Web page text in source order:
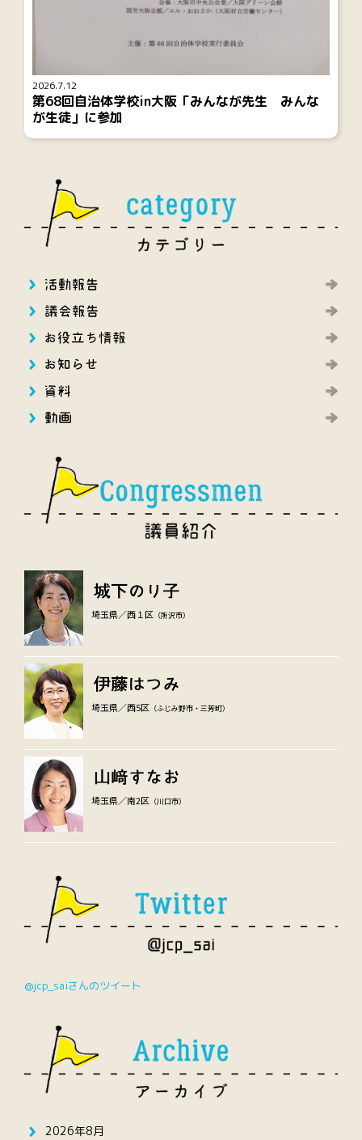
2026.7.12
第68回自治体学校in大阪「みんなが先生 みんな
が生徒」に参加
埼玉県／西１区 （所沢市）
埼玉県／西5区 （ふじみ野市・三芳町）
埼玉県／南2区 （川口市）
@jcp_saiさんのツイート
2026年8月